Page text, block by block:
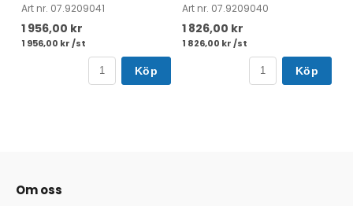
Art nr. 07.9209041
1 956,00 kr
1 956,00 kr /st
Köp
Art nr. 07.9209040
1 826,00 kr
1 826,00 kr /st
Köp
Om oss